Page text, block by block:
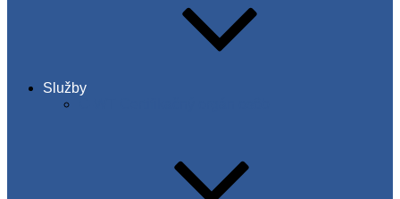
Služby